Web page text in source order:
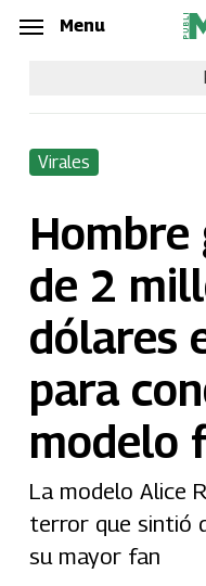
Skip
content
Menu
Virales
Hombre
de 2
dólares
para
modelo
La modelo Alice
terror que sintió
su mayor fan
Menu